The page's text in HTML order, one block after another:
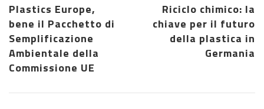
Plastics Europe,
bene il Pacchetto di
Semplificazione
Ambientale della
Commissione UE
Riciclo chimico: la
chiave per il futuro
della plastica in
Germania